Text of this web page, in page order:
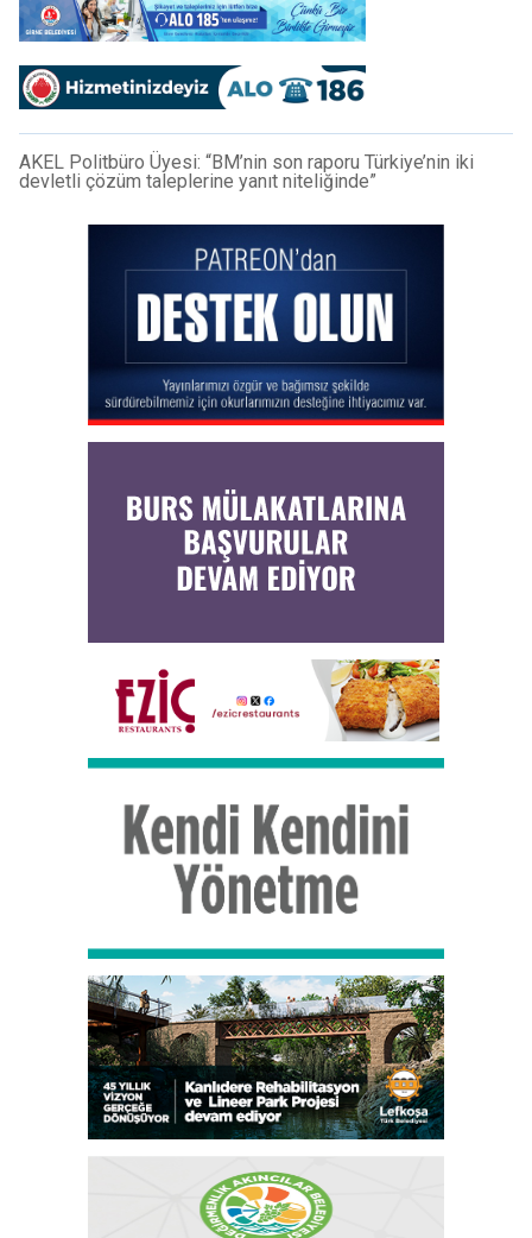
AKEL Politbüro Üyesi: “BM’nin son raporu Türkiye’nin iki
devletli çözüm taleplerine yanıt niteliğinde”